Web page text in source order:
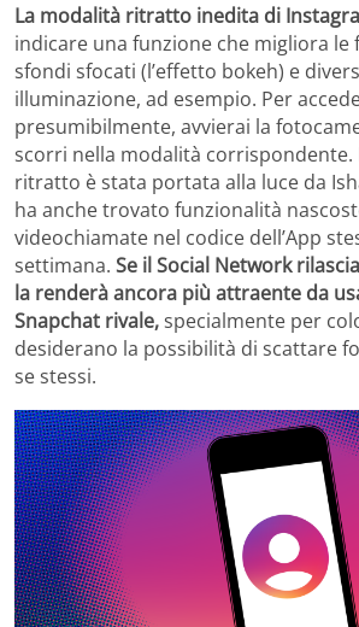
La modalità ritratto inedita di
indicare una funzione che migliora
sfondi sfocati (l’effetto bokeh) e
illuminazione, ad esempio. Per
presumibilmente, avvierai la
scorri nella modalità corrispondente.
ritratto è stata portata alla luce da
ha anche trovato funzionalità
videochiamate nel codice dell’App
settimana. Se il Social Network
la renderà ancora più attraente da
Snapchat rivale,specialmente per
desiderano la possibilità di scattare
se stessi.